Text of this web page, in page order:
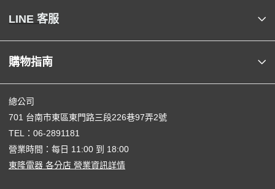
LINE 客服
購物指南
總公司
701 台南市東區東門路三段226巷97弄2號
TEL： 06-2891181
營業時間：每日 11:00 到 18:00
東隆電器 各分店 營業資訊詳情